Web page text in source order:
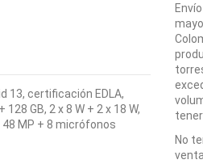
13, certificación EDLA,
GB, 2 x 8 W + 2 x 18 W,
MP + 8 micrófonos
No
venta